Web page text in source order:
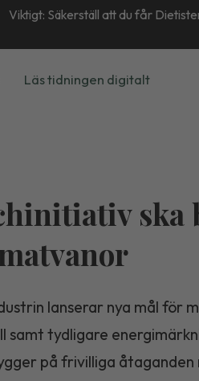
Viktigt: Säkerställ att du får
Läs tidningen digitalt
ska
lanserar nya mål för
samt tydligare
på frivilliga